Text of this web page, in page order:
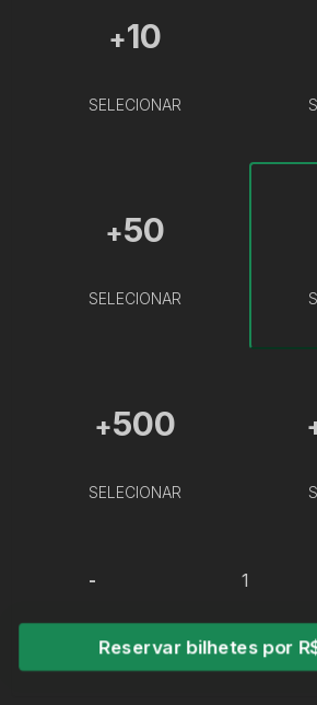
+10
SELECIONAR
+50
SELECIONAR
+500
SELECIONAR
-
Reservar bilhetes por